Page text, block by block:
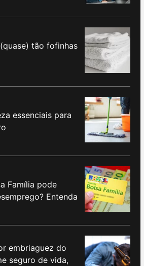
tão fofinhas
essenciais para
Família pode
Entenda
embriaguez do
seguro de vida,